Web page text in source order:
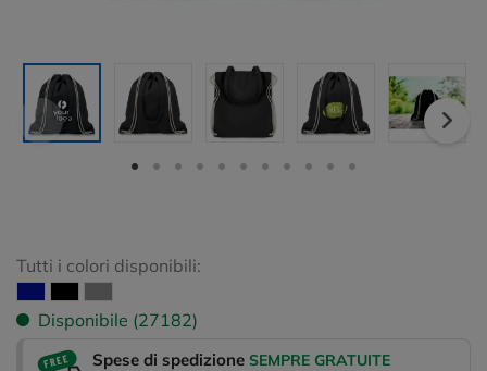
Tutti i colori disponibili:
Disponibile (27182)
Spese di spedizione SEMPRE GRATUITE